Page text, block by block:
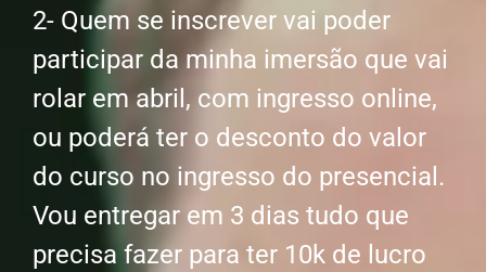
2- Quem se inscrever vai poder
participar da minha imersão que vai
rolar em abril, com ingresso online,
ou poderá ter o desconto do valor
do curso no ingresso do presencial.
Vou entregar em 3 dias tudo que
precisa fazer para ter 10k de lucro